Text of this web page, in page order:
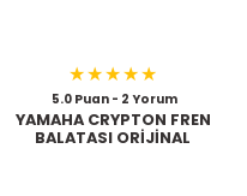
5.0 Puan - 2 Yorum
YAMAHA CRYPTON FREN
BALATASI ORİJİNAL